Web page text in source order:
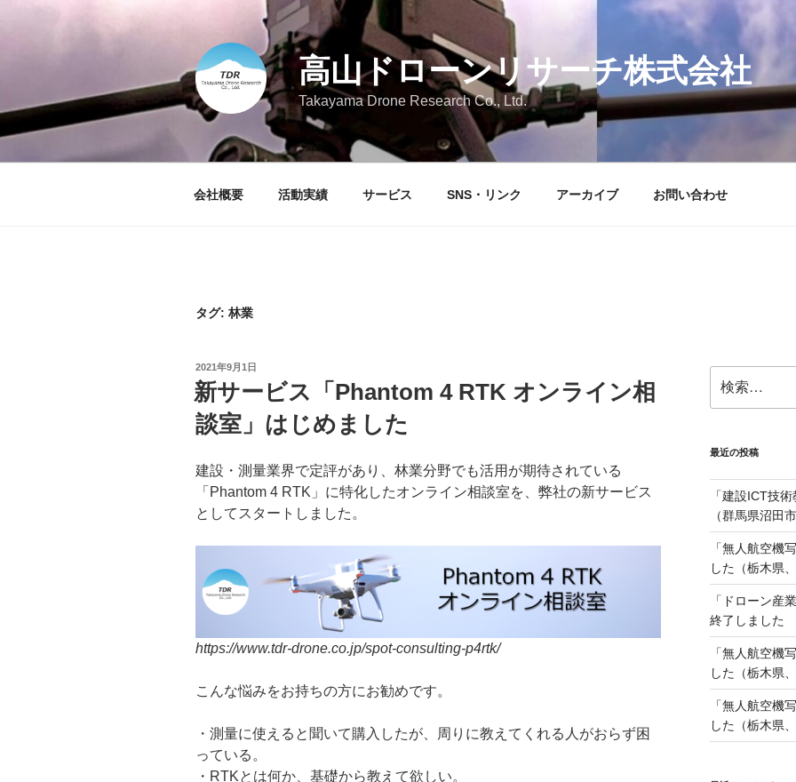
へ
ス
キ
高山ドローンリサーチ株式会社
Takayama Drone Research Co., Ltd.
会社概要 活動実績 サービス SNS・リンク アーカイブ お問い合わせ
タグ: 林業
投
稿
日:
2021年9月1日
新サービス「Phantom 4 RTK オンライン相
談室」はじめました
建設・測量業界で定評があり、林業分野でも活用が期待されている
「Phantom 4 RTK」に特化したオンライン相談室を、弊社の新サービス
としてスタートしました。
https://www.tdr-drone.co.jp/spot-consulting-p4rtk/
こんな悩みをお持ちの方にお勧めです。
・測量に使えると聞いて購入したが、周りに教えてくれる人がおらず困
っている。
・RTKとは何か、基礎から教えて欲しい。
索:
最近の投稿
「建設ICT技
（群馬県沼田
「無人航空機
した（栃木県
「ドローン
終了しました
「無人航空機
した（栃木県
「無人航空機
した（栃木県